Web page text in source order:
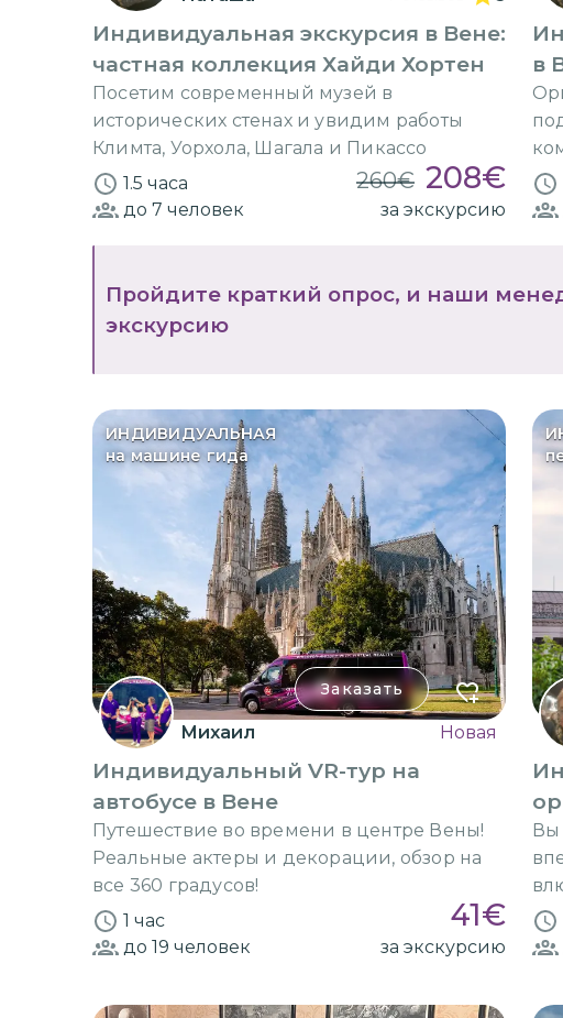
Индивидуальная экскурсия в Вене:
частная коллекция Хайди Хортен
Посетим современный музей в
исторических стенах и увидим работы
Климта, Уорхола, Шагала и Пикассо
1.5 часа
260€ 208€
до 7 человек за экскурсию
в
Пройдите краткий опрос, и наши
экскурсию
ИНДИВИДУАЛЬНАЯ
на машине гида
Заказать
Михаил Новая
Индивидуальный VR-тур на
автобусе в Вене
Путешествие во времени в центре Вены!
Реальные актеры и декорации, обзор на
все 360 градусов!
1 час
41€
до 19 человек за экскурсию
Вы